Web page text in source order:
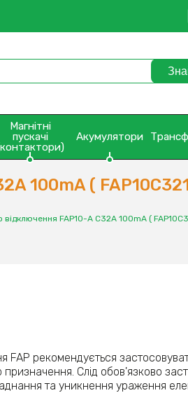
Магнітні
пускачі
Акумулятори
100mA (
відключення FAP10-A С32A 100mA (
FAP рекомендується
призначення. Слід обов'язково
та уникнення ураження